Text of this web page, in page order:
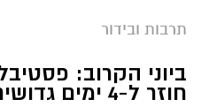
תרבות ובידור
ביוני הקרוב:
חוזר ל-4 ימים גדושים במופעים